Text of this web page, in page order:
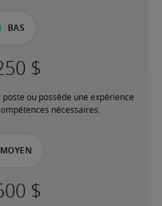
Bas
poste ou possède une expérience
nécessaires.
Moyen